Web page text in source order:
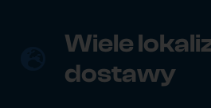
Wiele
dostawy